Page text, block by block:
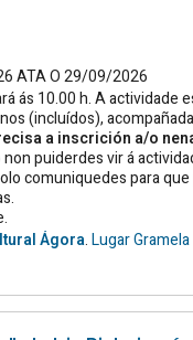
ATA O 29/09/2026
ás 10.00 h. A actividade
(incluídos),
a inscrición a/o
puiderdes vir á
comuniquedes para que
Ágora.Lugar Gramela